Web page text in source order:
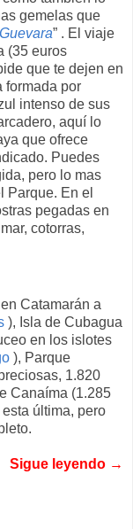
gemelas que
” . El viaje
(35 euros
que te dejen en
formada por
intenso de sus
aquí lo
que ofrece
Puedes
pero lo mas
Parque. En el
pegadas en
cotorras,
Catamarán a
), Isla de Cubagua
en los islotes
), Parque
1.820
Canaíma (1.285
última, pero
Sigue leyendo →